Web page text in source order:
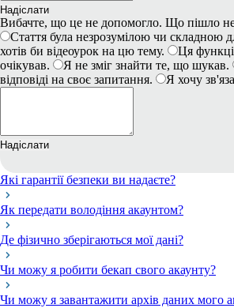
Надіслати
Вибачте, що це не допомогло. Що пішло
Стаття була незрозумілою чи складною
хотів би відеоурок на цю тему.
Ця
очікував.
Я не зміг знайти те, що шукав.
відповіді на своє запитання.
Я хочу
Надіслати
Які гарантії безпеки ви надаєте?
Як передати володіння акаунтом?
Де фізично зберігаються мої дані?
Чи можу я робити бекап свого акаунту?
Чи можу я завантажити архів даних мого